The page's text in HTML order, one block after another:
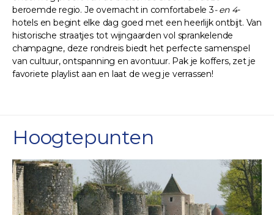
beroemde regio. Je overnacht in comfortabele 3- en 4-
hotels en begint elke dag goed met een heerlijk ontbijt. Van
historische straatjes tot wijngaarden vol sprankelende
champagne, deze rondreis biedt het perfecte samenspel
van cultuur, ontspanning en avontuur. Pak je koffers, zet je
favoriete playlist aan en laat de weg je verrassen!
Hoogtepunten